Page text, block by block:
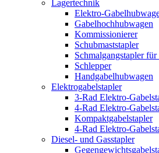
Lagertechnik
Elektro-
Gabelhochhubwagen
Kommissionierer
Schubmaststapler
Schmalgangstapler
Schlepper
Handgabelhubwagen
Elektrogabelstapler
3-Rad Elektro-
4-Rad Elektro-
Kompaktgabelstapler
4-Rad Elektro-
Diesel- und Gasstapler